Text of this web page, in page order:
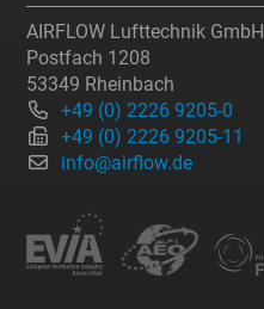
AIRFLOW Lufttechnik GmbH
Postfach 1208
53349 Rheinbach
+49 (0) 2226 9205-0
+49 (0) 2226 9205-11
info@airflow.de